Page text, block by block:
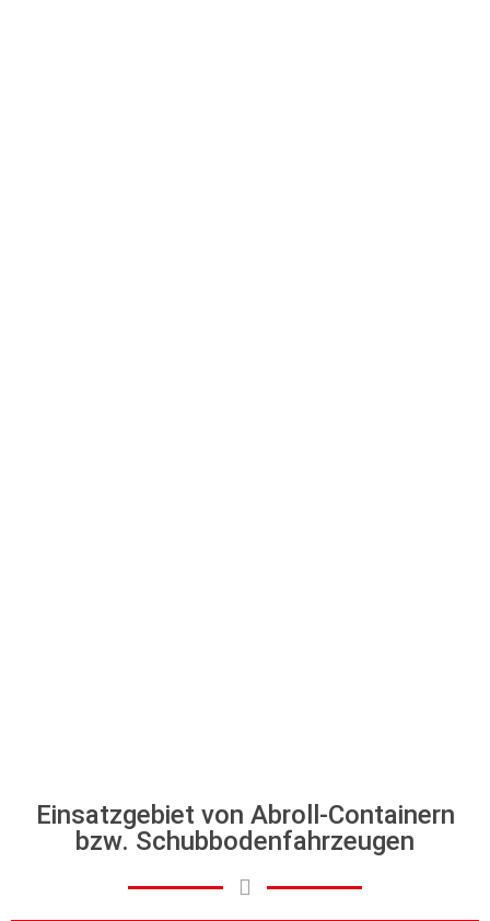
Einsatzgebiet von Abroll-Containern
bzw. Schubbodenfahrzeugen